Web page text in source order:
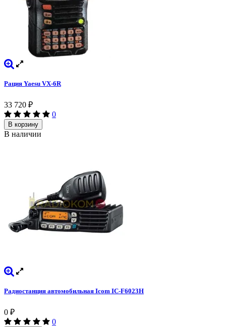
Рация Yaesu VX-6R
33 720 ₽
0
В корзину
В наличии
Радиостанция автомобильная Icom IC-F6023H
0 ₽
0